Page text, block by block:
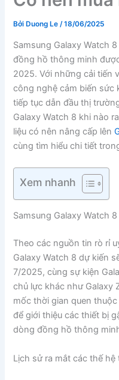
Bởi Duong Le/18/06/2025
Samsung Galaxy Watch
đồng hồ thông minh
2025. Với những cải tiến
công nghệ cảm biến sức
tiếp tục dẫn đầu thị
Galaxy Watch 8 khi nào
liệu có nên nâng cấp lên
cùng tìm hiểu chi tiết
Xem nhanh
Samsung Galaxy Watch
Theo các nguồn tin rò rỉ
Galaxy Watch 8 dự kiến
7/2025, cùng sự kiện
chủ lực khác như Galaxy
mốc thời gian quen
để giới thiệu các thiết bị
dòng đồng hồ thông
Lịch sử ra mắt các thế